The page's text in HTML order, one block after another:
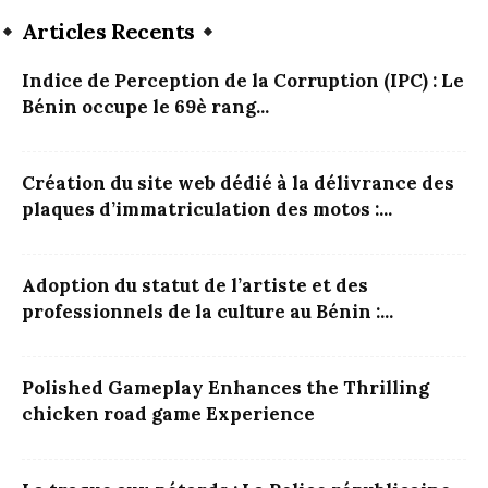
Articles Recents
Indice de Perception de la Corruption (IPC) : Le
Bénin occupe le 69è rang...
Création du site web dédié à la délivrance des
plaques d’immatriculation des motos :...
Adoption du statut de l’artiste et des
professionnels de la culture au Bénin :...
Polished Gameplay Enhances the Thrilling
chicken road game Experience